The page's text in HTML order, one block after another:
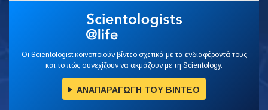
Οι Scientologist κοινοποιούν βίντεο σχετικά με τα ενδιαφέροντά τους
και το πώς συνεχίζουν να ακμάζουν με τη Scientology.
ΑΝΑΠΑΡΑΓΩΓΗ ΤΟΥ ΒΙΝΤΕΟ